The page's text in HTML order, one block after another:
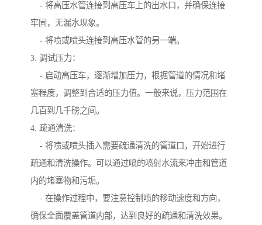
- 将高压水管连接到高压车上的出水口，并确保连接
牢固，无漏水现象。
- 将喷或喷头连接到高压水管的另一端。
3. 调试压力：
- 启动高压车，逐渐增加压力，根据管道的情况和堵
塞程度，调整到合适的压力值。一般来说，压力范围在
几百到几千磅之间。
4. 疏通清洗：
- 将喷或喷头插入需要疏通清洗的管道口，开始进行
疏通和清洗操作。可以通过喷的喷射水流来冲击和管道
内的堵塞物和污垢。
- 在操作过程中，要注意控制喷的移动速度和方向，
确保全面覆盖管道内部，达到良好的疏通和清洗效果。